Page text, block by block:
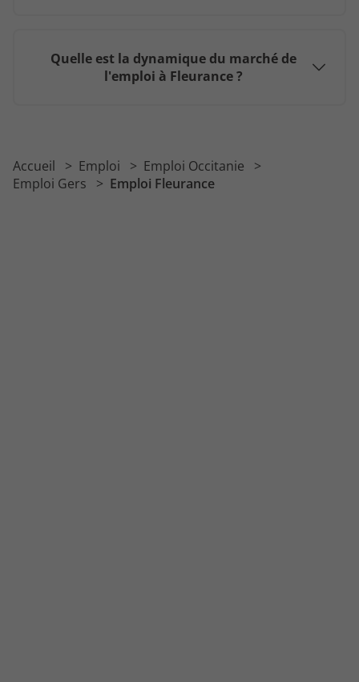
Quelle est la dynamique du marché de
l'emploi à Fleurance ?
Accueil Emploi
Emploi Occitanie
Emploi Gers
Emploi Fleurance